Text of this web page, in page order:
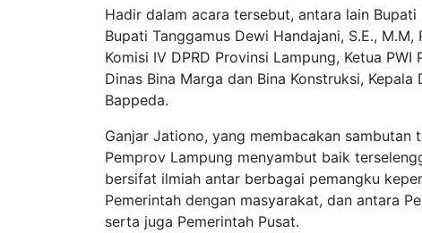
Hadir dalam acara tersebut, antara lain Bupati
Bupati Tanggamus Dewi Handajani, S.E.,
Komisi IV DPRD Provinsi Lampung, Ketua
Dinas Bina Marga dan Bina Konstruksi,
Bappeda.
Ganjar Jationo, yang membacakan sambutan
Pemprov Lampung menyambut baik
bersifat ilmiah antar berbagai pemangku
Pemerintah dengan masyarakat, dan antara
serta juga Pemerintah Pusat.